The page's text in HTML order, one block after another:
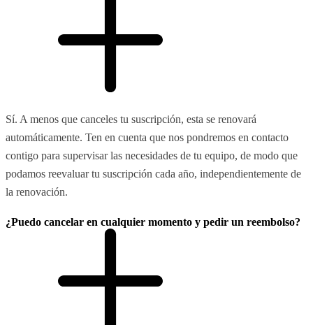
Sí. A menos que canceles tu suscripción, esta se renovará
automáticamente. Ten en cuenta que nos pondremos en contacto
contigo para supervisar las necesidades de tu equipo, de modo que
podamos reevaluar tu suscripción cada año, independientemente de
la renovación.
¿Puedo cancelar en cualquier momento y pedir un reembolso?